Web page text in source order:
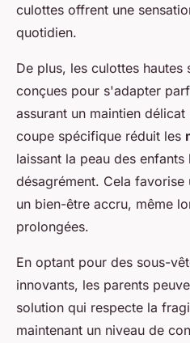
culottes offrent une
quotidien.
De plus, les culottes hautes
conçues pour s'adapter
assurant un maintien
coupe spécifique réduit les
laissant la peau des
désagrément. Cela
un bien-être accru, même
prolongées.
En optant pour des sous-
innovants, les parents
solution qui respecte la
maintenant un niveau de